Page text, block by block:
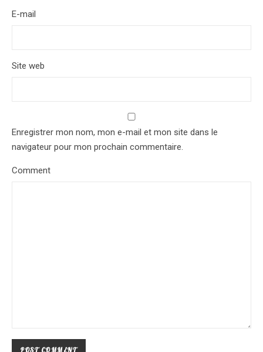
E-mail
Site web
Enregistrer mon nom, mon e-mail et mon site dans le
navigateur pour mon prochain commentaire.
Comment